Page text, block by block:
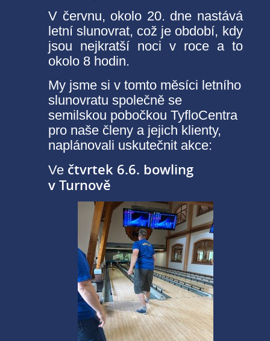
V červnu, okolo 20. dne nastává
letní slunovrat, což je období, kdy
jsou nejkratší noci v roce a to
okolo 8 hodin.
My jsme si v tomto měsíci letního
slunovratu společně se
semilskou pobočkou TyfloCentra
pro naše členy a jejich klienty,
naplánovali uskutečnit akce:
Ve čtvrtek 6.6. bowling
v Turnově